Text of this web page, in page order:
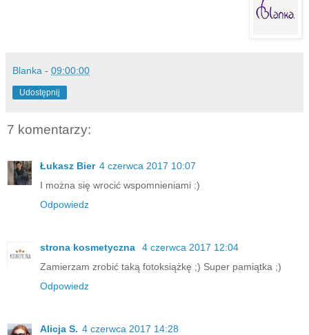
Blanka - 09:00:00
Udostępnij
7 komentarzy:
Łukasz Bier 4 czerwca 2017 10:07
I można się wrocić wspomnieniami :)
Odpowiedz
strona kosmetyczna
4 czerwca 2017 12:04
Zamierzam zrobić taką fotoksiążkę ;) Super pamiątka ;)
Odpowiedz
Alicja S. 4 czerwca 2017 14:28